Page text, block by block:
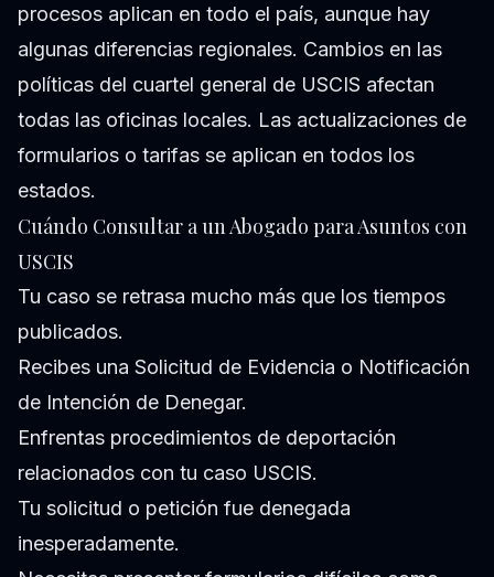
procesos aplican en todo el país, aunque hay
algunas diferencias regionales. Cambios en las
políticas del cuartel general de USCIS afectan
todas las oficinas locales. Las actualizaciones de
formularios o tarifas se aplican en todos los
estados.
Cuándo Consultar a un Abogado para Asuntos con
USCIS
Tu caso se retrasa mucho más que los tiempos
publicados.
Recibes una Solicitud de Evidencia o Notificación
de Intención de Denegar.
Enfrentas procedimientos de deportación
relacionados con tu caso USCIS.
Tu solicitud o petición fue denegada
inesperadamente.